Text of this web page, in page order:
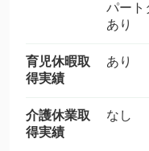
パー
あり
育児休暇取
得実績
あり
介護休業取
得実績
なし